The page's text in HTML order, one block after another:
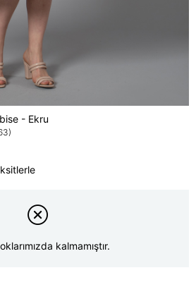
- Ekru
kalmamıştır.